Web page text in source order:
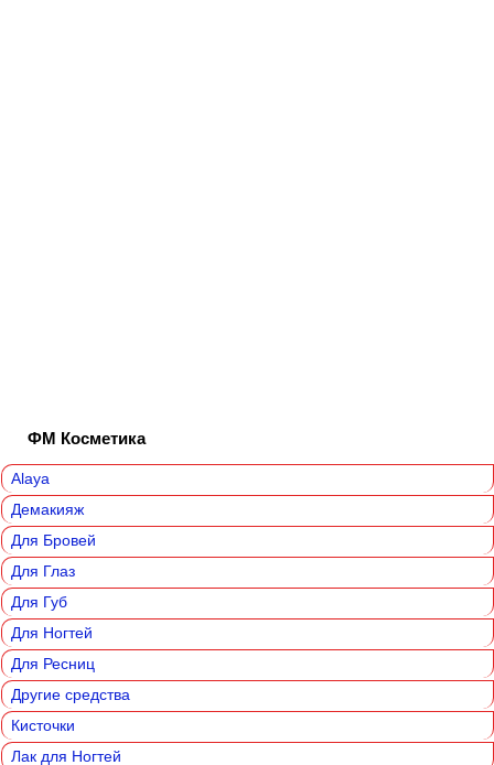
ФМ Косметика
Alaya
Демакияж
Для Бровей
Для Глаз
Для Губ
Для Ногтей
Для Ресниц
Другие средства
Кисточки
Лак для Ногтей